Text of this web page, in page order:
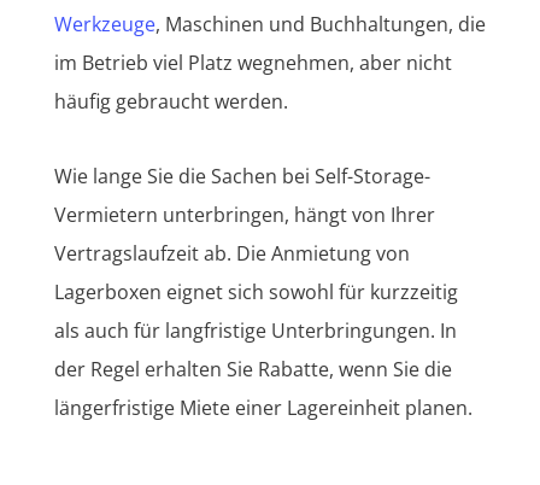
Werkzeuge, Maschinen und Buchhaltungen, die
im Betrieb viel Platz wegnehmen, aber nicht
häufig gebraucht werden.
Wie lange Sie die Sachen bei Self-Storage-
Vermietern unterbringen, hängt von Ihrer
Vertragslaufzeit ab. Die Anmietung von
Lagerboxen eignet sich sowohl für kurzzeitig
als auch für langfristige Unterbringungen. In
der Regel erhalten Sie Rabatte, wenn Sie die
längerfristige Miete einer Lagereinheit planen.